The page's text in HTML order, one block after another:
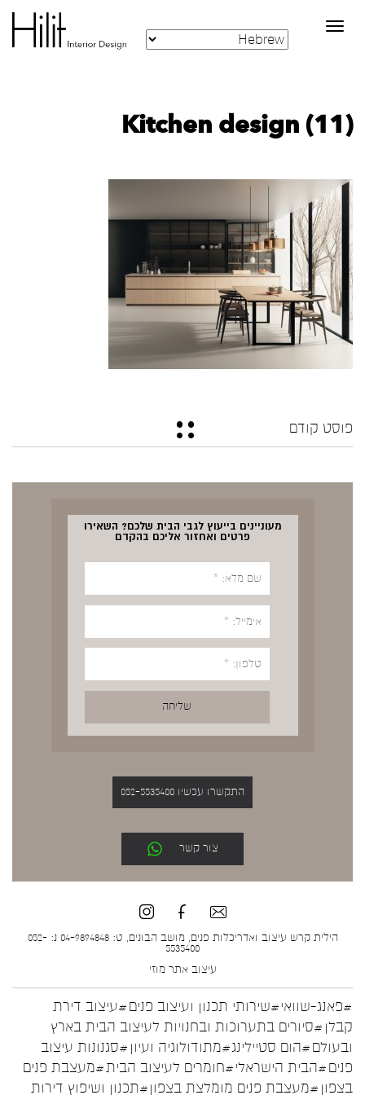
Toggle
navigation
Kitchen design (11)
פוסט קודם
מעוניינים בייעוץ לגבי הבית שלכם? השאירו
פרטים ואחזור אליכם בהקדם
התקשרו עכשיו 052-5535400
צור קשר
הילית קרש עיצוב ואדריכלות פנים, מושב הבונים, ט: 04-9894848 נ: 052-
5535400
עיצוב אתר מוזי
#פאנג-שוואי#שירותי תכנון ועיצוב פנים#עיצוב דירת
קבלן #סיורים בתערוכות ובחנויות לעיצוב הבית בארץ
ובעולם#הום סטיילינג#מתודולוגיה ועיון #סגנונות עיצוב
פנים#הבית הישראלי#חומרים לעיצוב הבית#מעצבת פנים
בצפון #מעצבת פנים מומלצת בצפון#תכנון ושיפוץ דירות